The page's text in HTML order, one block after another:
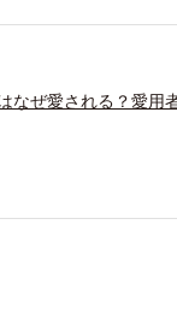
なぜ愛される？愛